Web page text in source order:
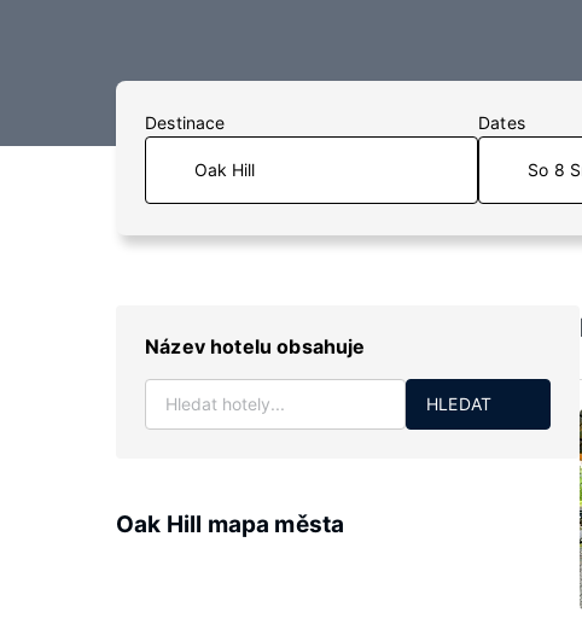
Destinace Dates
So 8
Název hotelu obsahuje
HLEDAT
Oak Hill mapa města